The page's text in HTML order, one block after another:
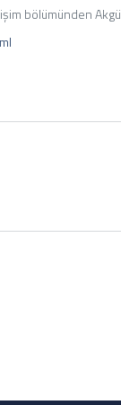
bölümünden